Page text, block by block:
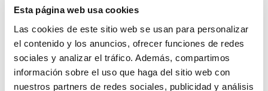
Esta página web usa cookies
Las cookies de este sitio web se usan para personalizar
el contenido y los anuncios, ofrecer funciones de redes
sociales y analizar el tráfico. Además, compartimos
información sobre el uso que haga del sitio web con
nuestros partners de redes sociales, publicidad y análisis
ChezFedefarma, le trafic est passé de 6 000 à
plus de 10 000 utilisateurs par mois en quelques
semaines, avec une hausse de 32 à 45 % des
sessions.